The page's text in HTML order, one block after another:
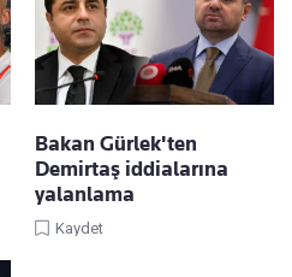
Bakan Gürlek'ten
Demirtaş iddialarına
yalanlama
Kaydet